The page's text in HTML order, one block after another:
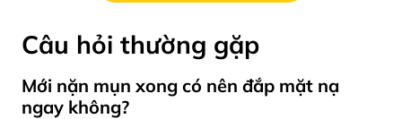
Câu hỏi thường gặp
Mới nặn mụn xong có nên đắp mặt nạ
ngay không?